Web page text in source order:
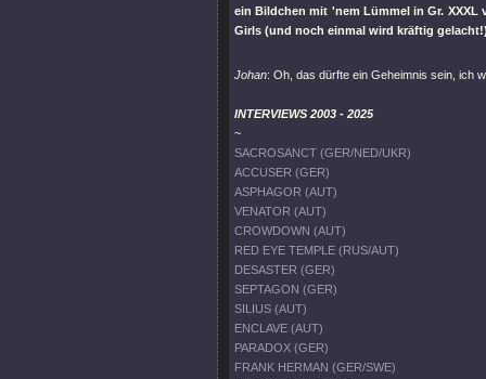
ein Bildchen mit 'nem Lümmel in Gr.
Girls (und noch einmal wird kräftig
Johan: Oh, das dürfte ein Geheimnis sein, ich
INTERVIEWS 2003 - 2025
~
SACROSANCT (GER/NED/UKR)
ACCUSER (GER)
ASPHAGOR (AUT)
VENATOR (AUT)
CROWDOWN (AUT)
RED EYE TEMPLE (RUS/AUT)
DESASTER (GER)
SEPTAGON (GER)
SILIUS (AUT)
ENCLAVE (AUT)
PARADOX (GER)
FRANK HERMAN (GER/SWE)